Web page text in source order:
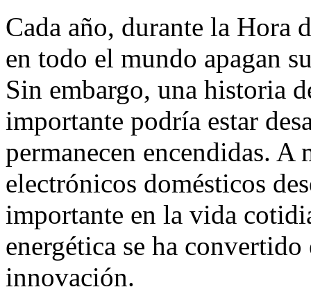
Cada año, durante la Hora
en todo el mundo apagan
Sin embargo, una historia
importante podría estar
permanecen encendidas.
electrónicos domésticos
importante en la vida
energética se ha
innovación.